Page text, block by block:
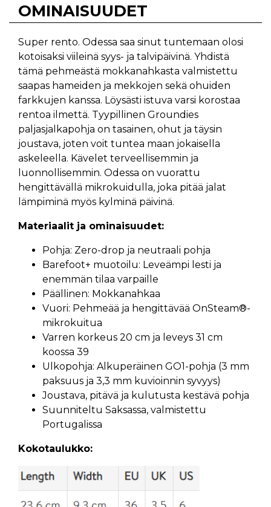
OMINAISUUDET
Super rento. Odessa saa sinut tuntemaan olosi
kotoisaksi viileinä syys- ja talvipäivinä. Yhdistä
tämä pehmeästä mokkanahkasta valmistettu
saapas hameiden ja mekkojen sekä ohuiden
farkkujen kanssa. Löysästi istuva varsi korostaa
rentoa ilmettä. Tyypillinen Groundies
paljasjalkapohja on tasainen, ohut ja täysin
joustava, joten voit tuntea maan jokaisella
askeleella. Kävelet terveellisemmin ja
luonnollisemmin. Odessa on vuorattu
hengittävällä mikrokuidulla, joka pitää jalat
lämpiminä myös kylminä päivinä.
Materiaalit ja ominaisuudet:
Pohja: Zero-drop ja neutraali pohja
Barefoot+ muotoilu: Leveämpi lesti ja
enemmän tilaa varpaille
Päällinen: Mokkanahkaa
Vuori: Pehmeää ja hengittävää OnSteam®-
mikrokuitua
Varren korkeus 20 cm ja leveys 31 cm
koossa 39
Ulkopohja: Alkuperäinen GO1-pohja (3 mm
paksuus ja 3,3 mm kuvioinnin syvyys)
Joustava, pitävä ja kulutusta kestävä pohja
Suunniteltu Saksassa, valmistettu
Portugalissa
Kokotaulukko: